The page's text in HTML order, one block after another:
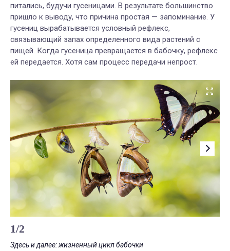
питались, будучи гусеницами. В результате большинство
пришло к выводу, что причина простая — запоминание. У
гусениц вырабатывается условный рефлекс,
связывающий запах определенного вида растений с
пищей. Когда гусеница превращается в бабочку, рефлекс
ей передается. Хотя сам процесс передачи непрост.
1/2
Здесь и далее: жизненный цикл бабочки